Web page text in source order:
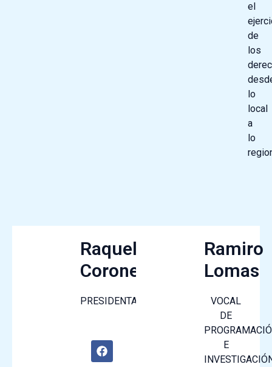
el
de
los
lo
local
a
lo
Raquel
Coronel
PRESIDENTA
F
a
Ramiro
Lomas
VOCAL
DE
E